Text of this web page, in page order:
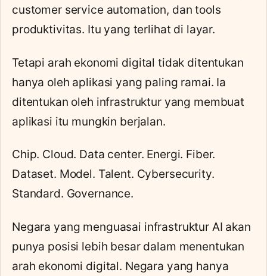
customer service automation, dan tools
produktivitas. Itu yang terlihat di layar.
Tetapi arah ekonomi digital tidak ditentukan
hanya oleh aplikasi yang paling ramai. Ia
ditentukan oleh infrastruktur yang membuat
aplikasi itu mungkin berjalan.
Chip. Cloud. Data center. Energi. Fiber.
Dataset. Model. Talent. Cybersecurity.
Standard. Governance.
Negara yang menguasai infrastruktur AI akan
punya posisi lebih besar dalam menentukan
arah ekonomi digital. Negara yang hanya